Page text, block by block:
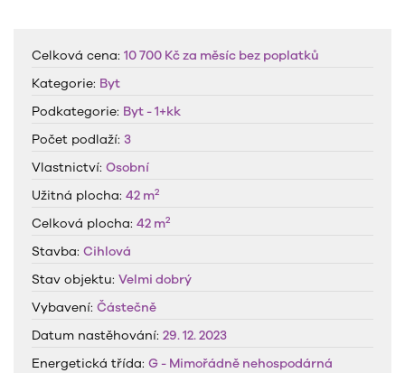
Celková cena: 10 700 Kčza měsíc bez poplatků
Kategorie: Byt
Podkategorie: Byt - 1+kk
Počet podlaží: 3
Vlastnictví: Osobní
Užitná plocha: 42 m2
Celková plocha: 42 m2
Stavba: Cihlová
Stav objektu: Velmi dobrý
Vybavení: Částečně
Datum nastěhování: 29. 12. 2023
Energetická třída: G - Mimořádně nehospodárná